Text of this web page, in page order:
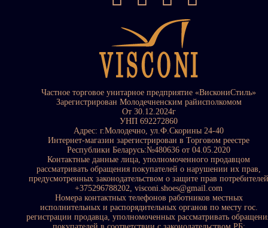
Частное торговое унитарное предприятие «ВискониСтиль»
Зарегистрирован Молодечненским райисполкомом
От 30.12.2024г
УНП 692272860
Адрес: г.Молодечно, ул.Ф.Скорины 24-40
Интернет-магазин зарегистрирован в Торговом реестре
Республики Беларусь:№480636 от 04.05.2020
Контактные данные лица, уполномоченного продавцом
рассматривать обращения покупателей о нарушении их прав,
предусмотренных законодательством о защите прав потребителей
+375296788202, visconi.shoes@gmail.com
Номера контактных телефонов работников местных
исполнительных и распорядительных органов по месту гос.
регистрации продавца, уполномоченных рассматривать
покупателей в соответствии с законодательством РБ: